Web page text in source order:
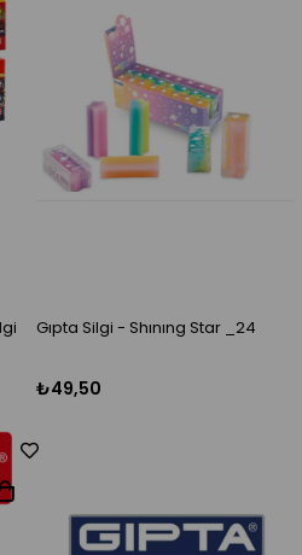
Gıpta Silgi - Shınıng Star _24
₺49,50